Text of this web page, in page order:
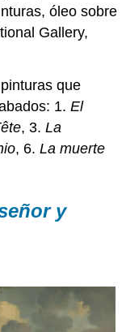
óleo sobre
Gallery,
que
1.El
, 3.La
, 6.La muerte
y